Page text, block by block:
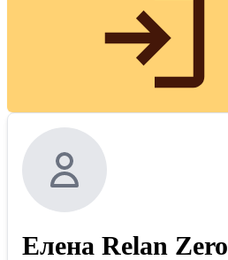
Елена Relan Zero